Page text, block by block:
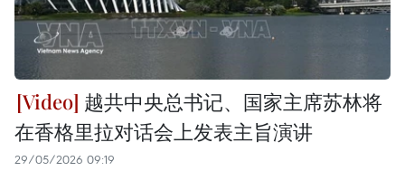
越共中央总书记、国家主席苏林将
在香格里拉对话会上发表主旨演讲
29/05/2026 09:19